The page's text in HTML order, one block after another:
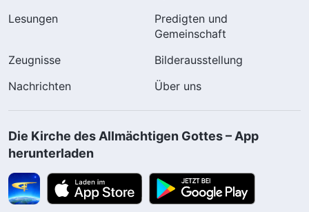
Lesungen
Predigten und
Gemeinschaft
Zeugnisse
Bilderausstellung
Nachrichten
Über uns
Die Kirche des Allmächtigen Gottes – App
herunterladen